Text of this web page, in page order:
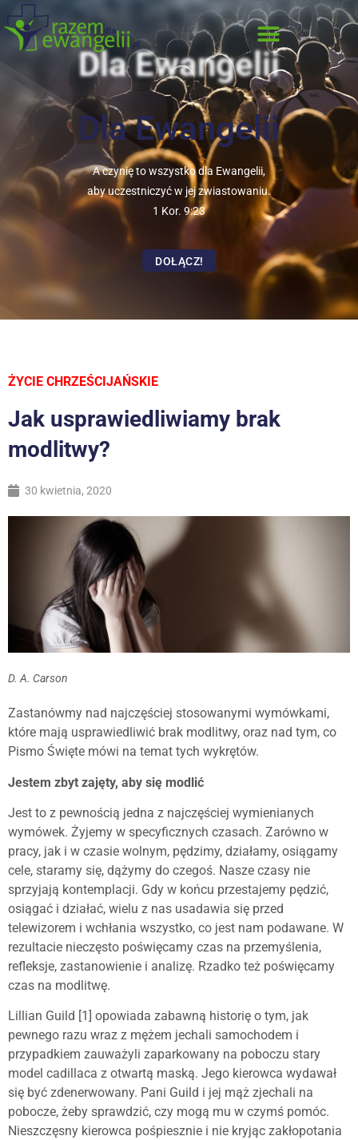
Dla Ewangelii
Dla Ewangelii
A czynię to wszystko dla Ewangelii,
aby uczestniczyć w jej zwiastowaniu.
1 Kor. 9:23
DOŁĄCZ!
ŻYCIE CHRZEŚCIJAŃSKIE
Jak usprawiedliwiamy brak
modlitwy?
30 kwietnia, 2020
D. A. Carson
Zastanówmy nad najczęściej stosowanymi wymówkami,
które mają usprawiedliwić brak modlitwy, oraz nad tym, co
Pismo Święte mówi na temat tych wykrętów.
Jestem zbyt zajęty, aby się modlić
Jest to z pewnością jedna z najczęściej wymienianych
wymówek. Żyjemy w specyficznych czasach. Zarówno w
pracy, jak i w czasie wolnym, pędzimy, działamy, osiągamy
cele, staramy się, dążymy do czegoś. Nasze czasy nie
sprzyjają kontemplacji. Gdy w końcu przestajemy pędzić,
osiągać i działać, wielu z nas usadawia się przed
telewizorem i wchłania wszystko, co jest nam podawane. W
rezultacie nieczęsto poświęcamy czas na przemyślenia,
refleksje, zastanowienie i analizę. Rzadko też poświęcamy
czas na modlitwę.
Lillian Guild [1] opowiada zabawną historię o tym, jak
pewnego razu wraz z mężem jechali samochodem i
przypadkiem zauważyli zaparkowany na poboczu stary
model cadillaca z otwartą maską. Jego kierowca wydawał
się być zdenerwowany. Pani Guild i jej mąż zjechali na
pobocze, żeby sprawdzić, czy mogą mu w czymś pomóc.
Nieszczęsny kierowca pośpiesznie i nie kryjąc zakłopotania